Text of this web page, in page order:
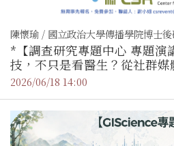
陳懷瑜 / 國立政治大學傳播學院博士
*【調查研究專題中心 專題演講】當健康遇上新科
技，不只是看醫生？從社群
與線上戒癮社群／陳懷瑜（國
2026/06/18 14:00